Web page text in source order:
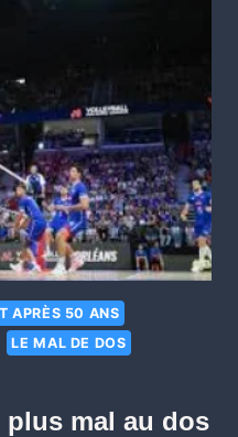
APRÈS 50 ANS
LE MAL DE DOS
mal au dos